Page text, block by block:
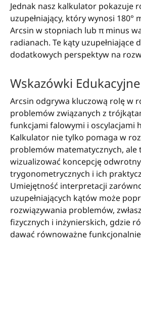
Jednak nasz kalkulator pokazuje
uzupełniający, który wynosi 180°
Arcsin w stopniach lub π minus
radianach. Te kąty uzupełniające
dodatkowych perspektyw na
Wskazówki Edukacyjne
Arcsin odgrywa kluczową rolę w
problemów związanych z
funkcjami falowymi i oscylacjami
Kalkulator nie tylko pomaga w
problemów matematycznych, ale
wizualizować koncepcję
trygonometrycznych i ich
Umiejętność interpretacji
uzupełniających kątów może
rozwiązywania problemów,
fizycznych i inżynierskich, gdzie
dawać równoważne